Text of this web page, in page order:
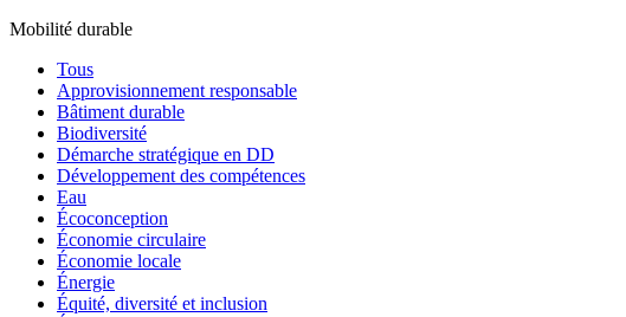
Mobilité durable
Tous
Approvisionnement responsable
Bâtiment durable
Biodiversité
Démarche stratégique en DD
Développement des compétences
Eau
Écoconception
Économie circulaire
Économie locale
Énergie
Équité, diversité et inclusion